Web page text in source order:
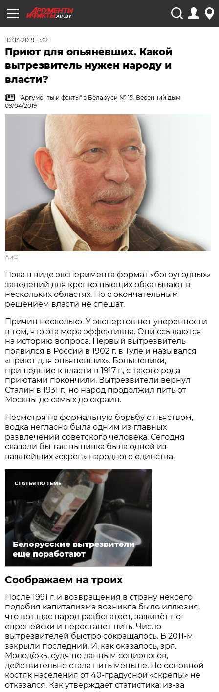
AIF.BY
10.04.2019 11:32
Приют для опьяневших. Какой
вытрезвитель нужен народу и
власти?
"Аргументы и факты" в Беларуси № 15. Весенний дым
09/04/2019
АиФ
Пока в виде эксперимента формат «богоугодных»
заведений для крепко пьющих обкатывают в
нескольких областях. Но с окончательным
решением власти не спешат.
Причин несколько. У экспертов нет уверенности
в том, что эта мера эффективна. Они ссылаются
на историю вопроса. Первый вытрезвитель
появился в России в 1902 г. в Туле и назывался
«приют для опьяневших». Большевики,
пришедшие к власти в 1917 г., с такого рода
приютами покончили. Вытрезвители вернул
Сталин в 1931 г., но народ продолжил пить от
Москвы до самых до окраин.
Несмотря на формальную борьбу с пьяством,
водка негласно была одним из главных
развлечений советского человека. Сегодня
сказали бы так: выпивка была одной из
важнейших «скреп» народного единства.
СТАТЬЯ ПО ТЕМЕ
Белорусские вытрезвители
еще поработают
Соображаем на троих
После 1991 г. и возвращения в страну некоего
подобия капитализма возникла было иллюзия,
что вот щас народ разбогатеет, заживёт по-
европейски и перестанет пить. Число
вытрезвителей быстро сокращалось. В 2011‑м
закрыли последний. И, как оказалось, зря.
Молодёжь, судя по данным социологов,
действительно стала пить меньше. Но основной
костяк населения от 40-градусной «скрепы» не
отказался. Как утверждает статистика: из-за